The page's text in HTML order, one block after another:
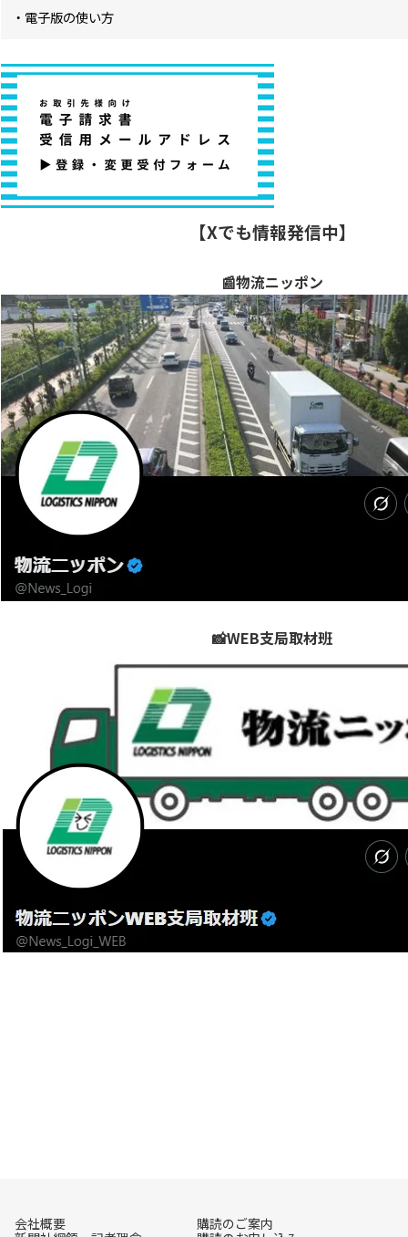
・電子版の使い方
【Xでも情報発信中】
📰物流ニッポン
📸WEB支局取材班
会社概要
購読のご案内